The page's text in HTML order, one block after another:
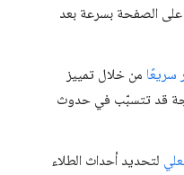
بسرعة بعد
من خلال تمييز
قد تتسبّب في حدوث
لتحديد أحداث الطلاء